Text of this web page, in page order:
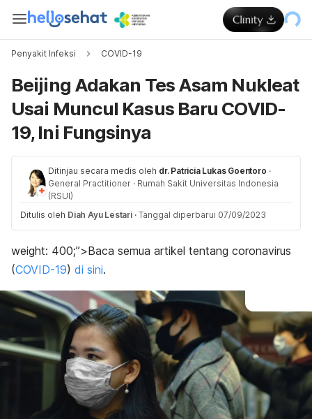
Penyakit Infeksi COVID-19
Beijing Adakan Tes Asam Nukleat
Usai Muncul Kasus Baru COVID-
19, Ini Fungsinya
Ditinjau secara medis oleh dr. Patricia Lukas Goentoro ·
General Practitioner · Rumah Sakit Universitas Indonesia
(RSUI)
Ditulis oleh Diah Ayu Lestari · Tanggal diperbarui 07/09/2023
weight: 400;”>Baca semua artikel tentang coronavirus
(COVID-19) di sini.